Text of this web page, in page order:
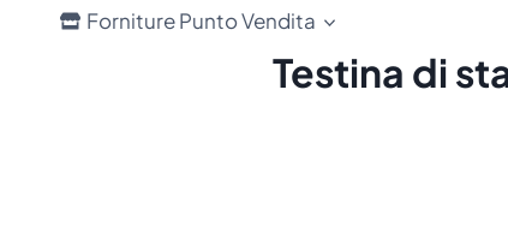
Forniture Punto Vendita
Testina di